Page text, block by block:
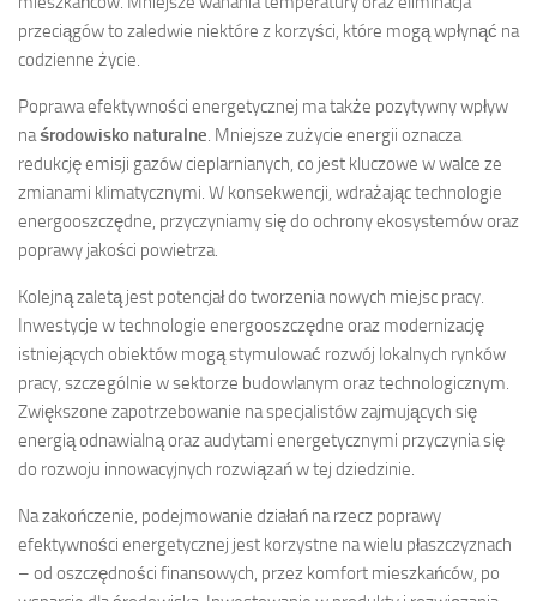
przeciągów to zaledwie niektóre z korzyści, które mogą wpłynąć na
codzienne życie.
Poprawa efektywności energetycznej ma także pozytywny wpływ
naśrodowisko naturalne. Mniejsze zużycie energii oznacza
redukcję emisji gazów cieplarnianych, co jest kluczowe w walce ze
zmianami klimatycznymi. W konsekwencji, wdrażając technologie
energooszczędne, przyczyniamy się do ochrony ekosystemów oraz
poprawy jakości powietrza.
Kolejną zaletą jest potencjał do tworzenia nowych miejsc pracy.
Inwestycje w technologie energooszczędne oraz modernizację
istniejących obiektów mogą stymulować rozwój lokalnych rynków
pracy, szczególnie w sektorze budowlanym oraz technologicznym.
Zwiększone zapotrzebowanie na specjalistów zajmujących się
energią odnawialną oraz audytami energetycznymi przyczynia się
do rozwoju innowacyjnych rozwiązań w tej dziedzinie.
Na zakończenie, podejmowanie działań na rzecz poprawy
efektywności energetycznej jest korzystne na wielu płaszczyznach
– od oszczędności finansowych, przez komfort mieszkańców, po